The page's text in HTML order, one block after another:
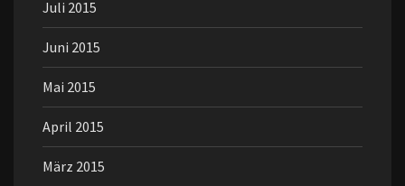
Juli 2015
Juni 2015
Mai 2015
April 2015
März 2015